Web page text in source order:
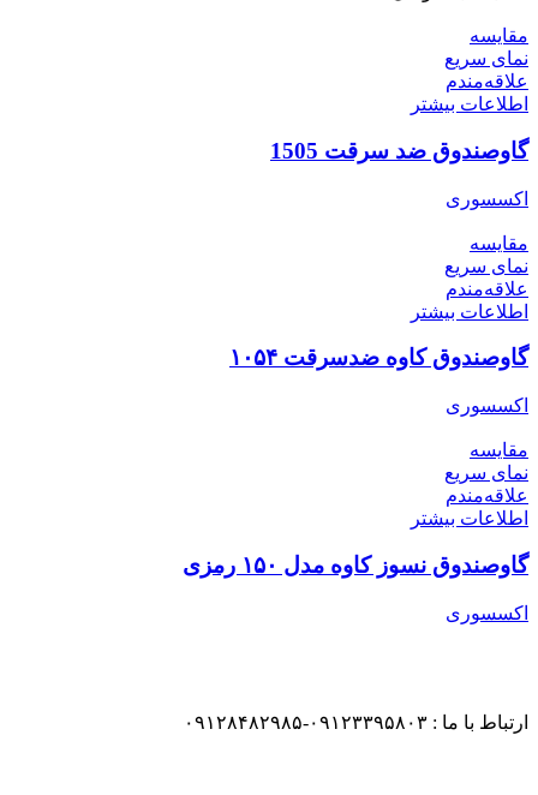
مقایسه
نمای سریع
علاقه‌مندم
اطلاعات بیشتر
گاوصندوق ضد سرقت 1505
اکسسوری
مقایسه
نمای سریع
علاقه‌مندم
اطلاعات بیشتر
گاوصندوق کاوه ضدسرقت ۱۰۵۴
اکسسوری
مقایسه
نمای سریع
علاقه‌مندم
اطلاعات بیشتر
گاوصندوق نسوز کاوه مدل ۱۵۰ رمزی
اکسسوری
ارتباط با ما : ۰۹۱۲۳۳۹۵۸۰۳-۰۹۱۲۸۴۸۲۹۸۵